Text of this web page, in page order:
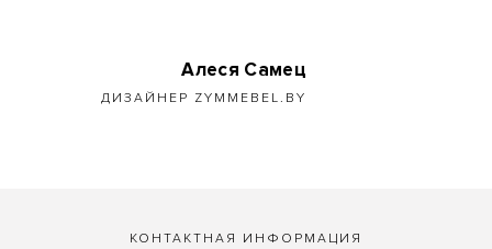
Алеся Самец
ДИЗАЙНЕР ZYMMEBEL.BY
КОНТАКТНАЯ ИНФОРМАЦИЯ